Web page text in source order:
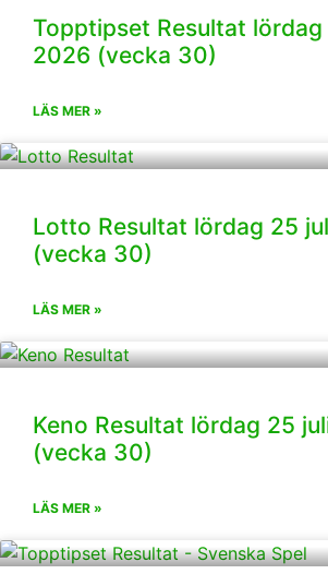
Topptipset Resultat lördag
2026 (vecka 30)
LÄS MER »
Lotto Resultat lördag 25
(vecka 30)
LÄS MER »
Keno Resultat lördag 25
(vecka 30)
LÄS MER »